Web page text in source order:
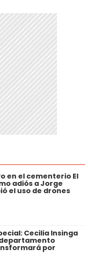
en el cementerio El
adiós a Jorge
el uso de drones
Cecilia Insinga
por